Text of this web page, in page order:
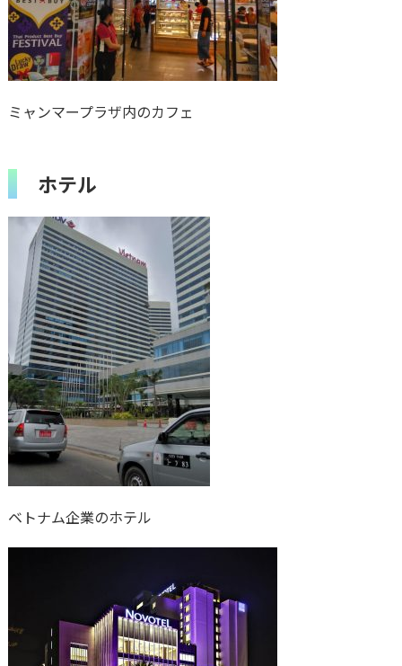
ミャンマープラザ内のカフェ
ホテル
ベトナム企業のホテル